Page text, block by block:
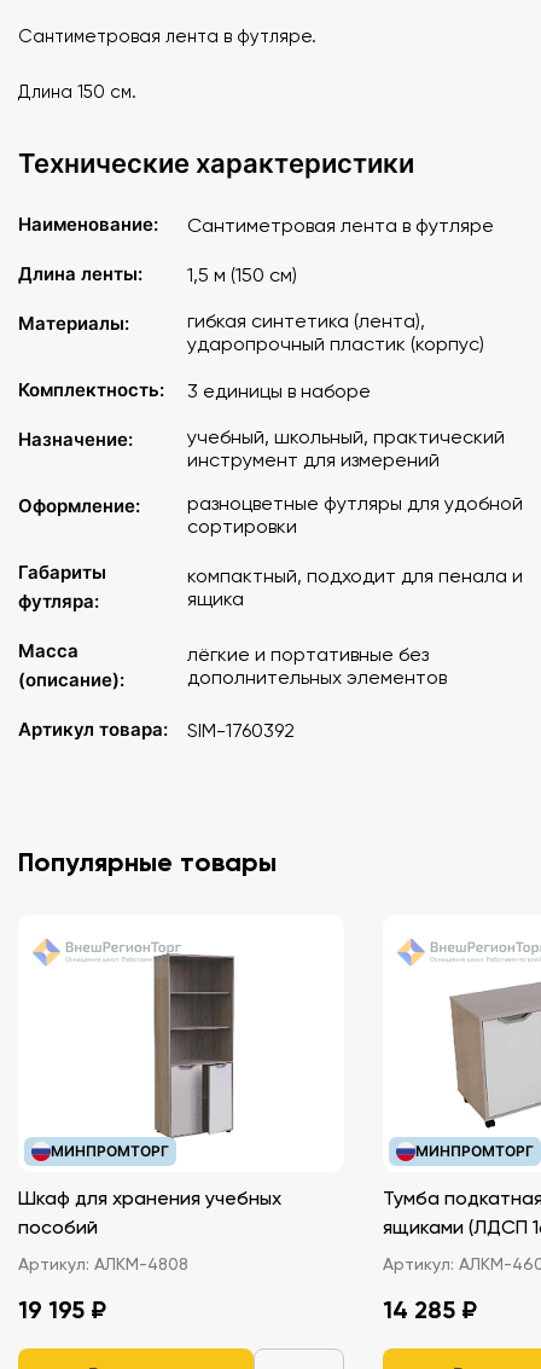
Сантиметровая лента в футляре.
Длина 150 см.
Технические характеристики
Наименование: Сантиметровая лента в футляре
Длина ленты: 1,5 м (150 см)
Материалы:
гибкая синтетика (лента),
ударопрочный пластик (корпус)
Комплектность:
3 единицы в наборе
Назначение:
учебный, школьный, практический
инструмент для измерений
Оформление:
разноцветные футляры для удобной
сортировки
Габариты
футляра:
компактный, подходит для пенала и
ящика
Масса
(описание):
лёгкие и портативные без
дополнительных элементов
Артикул товара: SIM-1760392
Популярные товары
МИНПРОМТОРГ
Шкаф для хранения учебных
пособий
Артикул: АЛКМ-4808
19 195 ₽
МИНПРОМТОРГ
Тумба
ящиками
Артикул: АЛКМ-
14 285 ₽